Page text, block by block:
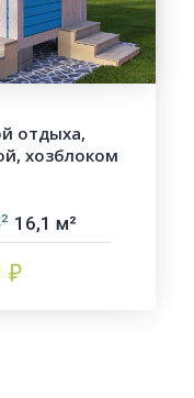
отдыха,
хозблоком
16,1